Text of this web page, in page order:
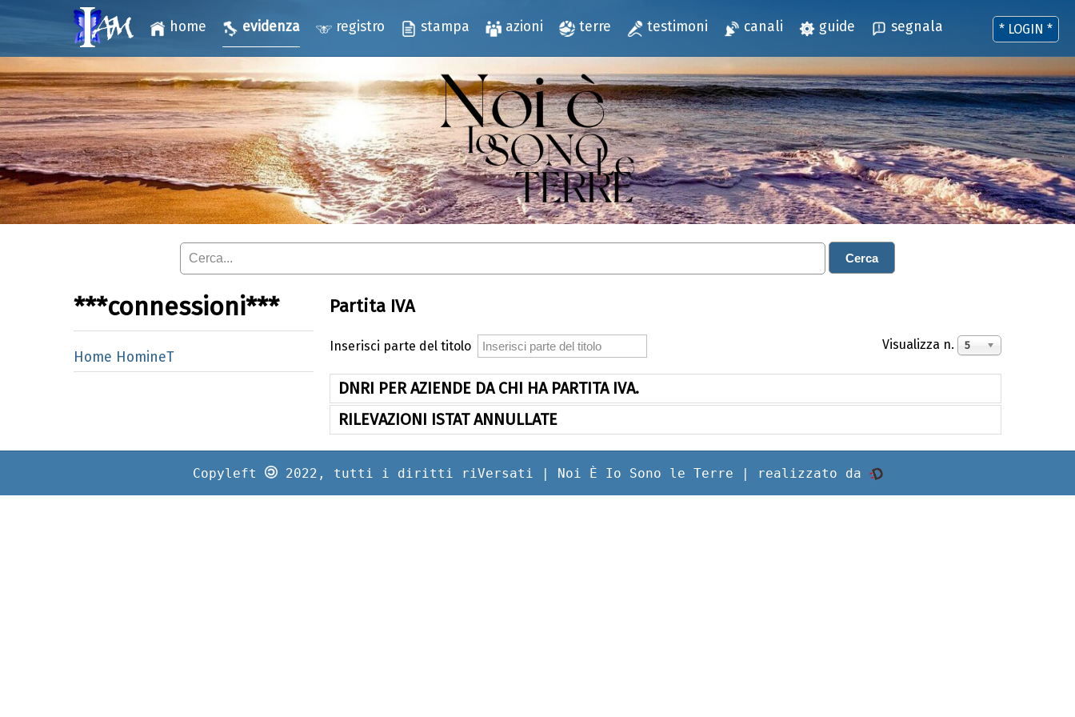
home evidenza registro stampa azioni terre testimoni canali guide segnala
Cerca
* LOGIN *
***connessioni***
Home HomineT
Partita IVA
Inserisci parte del titolo Visualizza n. 5
DNRI PER AZIENDE DA CHI HA PARTITA IVA.
RILEVAZIONI ISTAT ANNULLATE
Copyleft 2022, tutti i diritti riVersati | Noi È Io Sono le Terre | realizzato da